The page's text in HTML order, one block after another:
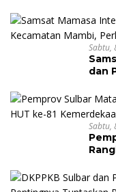
Sabtu,
dan
Sabtu,